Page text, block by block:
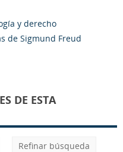
y derecho
de Sigmund Freud
DE ESTA
Refinar búsqueda